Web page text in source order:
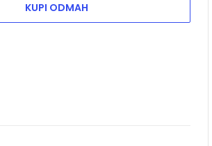
KUPI ODMAH